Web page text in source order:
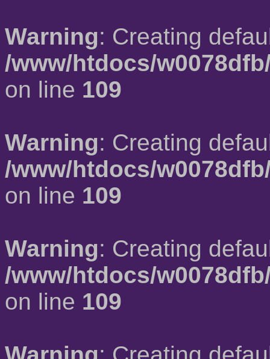
Warning: Creating
/www/htdocs/
on line 109
Warning: Creating
/www/htdocs/
on line 109
Warning: Creating
/www/htdocs/
on line 109